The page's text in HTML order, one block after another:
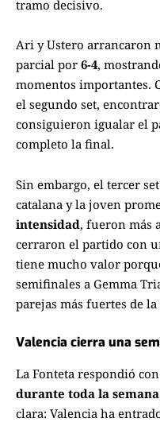
tramo decisivo.
Ari y Ustero arrancaron
parcial por 6-4,
momentos importantes.
el segundo set,
consiguieron igualar el
completo la final.
Sin embargo, el tercer
catalana y la joven
intensidad, fueron más
cerraron el partido con
tiene mucho valor
semifinales a Gemma
parejas más fuertes de
Valencia cierra una
La Fonteta respondió
durante toda la semana
clara: Valencia ha